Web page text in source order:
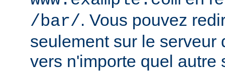
/bar/. Vous pouvez
seulement sur le serveur
vers n'importe quel autre